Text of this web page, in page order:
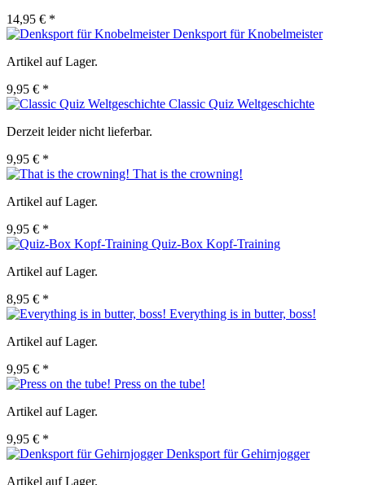
14,95 € *
Denksport für Knobelmeister
Artikel auf Lager.
9,95 € *
Classic Quiz Weltgeschichte
Derzeit leider nicht lieferbar.
9,95 € *
That is the crowning!
Artikel auf Lager.
9,95 € *
Quiz-Box Kopf-Training
Artikel auf Lager.
8,95 € *
Everything is in butter, boss!
Artikel auf Lager.
9,95 € *
Press on the tube!
Artikel auf Lager.
9,95 € *
Denksport für Gehirnjogger
Artikel auf Lager.